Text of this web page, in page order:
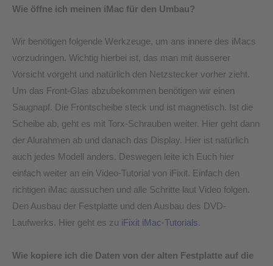
Wie öffne ich meinen iMac für den Umbau?
Wir benötigen folgende Werkzeuge, um ans innere des iMacs
vorzudringen. Wichtig hierbei ist, das man mit äusserer
Vorsicht vorgeht und natürlich den Netzstecker vorher zieht.
Um das Front-Glas abzubekommen benötigen wir einen
Saugnapf. Die Frontscheibe steck und ist magnetisch. Ist die
Scheibe ab, geht es mit Torx-Schrauben weiter. Hier geht dann
der Alurahmen ab und danach das Display. Hier ist natürlich
auch jedes Modell anders. Deswegen leite ich Euch hier
einfach weiter an ein Video-Tutorial von iFixit. Einfach den
richtigen iMac aussuchen und alle Schritte laut Video folgen.
Den Ausbau der Festplatte und den Ausbau des DVD-
Laufwerks. Hier geht es zu iFixit iMac-Tutorials.
Wie kopiere ich die Daten von der alten Festplatte auf die